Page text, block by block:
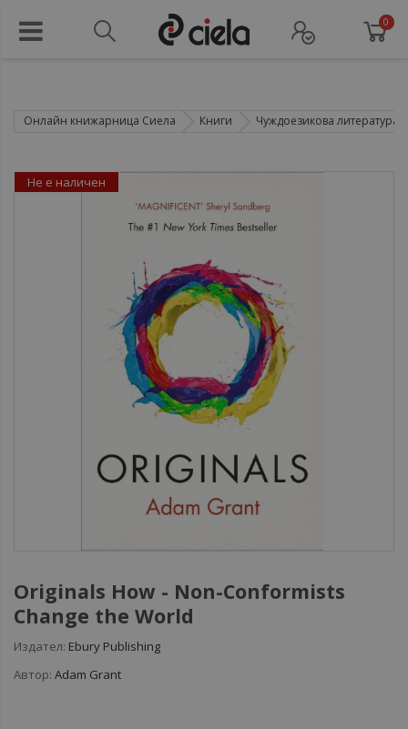
0
Онлайн книжарница Сиела Книги Чуждоезикова литература
Originals How - Non-Conformists
Change the World
Издател: Ebury Publishing
Автор: Adam Grant
Не е наличен